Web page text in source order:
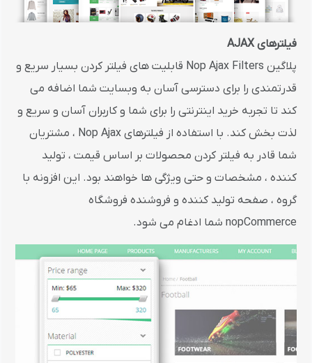
فیلترهای AJAX
پلاگین Nop Ajax Filters قابلیت های فیلتر کردن بسیار سریع و
قدرتمندی را برای دسترسی آسان به وبسایت شما اضافه می
کند تا تجربه خرید اینترنتی را برای شما و کاربران آسان و سریع و
لذت بخش کند. با استفاده از فیلترهای Nop Ajax ، مشتریان
شما قادر به فیلتر کردن محصولات بر اساس قیمت ، تولید
کننده ، مشخصات و حتی ویژگی ها خواهند بود. این افزونه با
گروه ، صفحه تولید کننده و فروشنده فروشگاه
nopCommerce شما ادغام می شود.